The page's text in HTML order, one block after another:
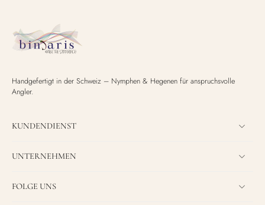
Handgefertigt in der Schweiz – Nymphen & Hegenen für anspruchsvolle
Angler.
KUNDENDIENST
UNTERNEHMEN
FOLGE UNS